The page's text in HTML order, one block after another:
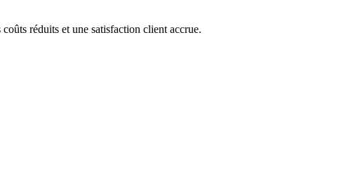
réduits et une satisfaction client accrue.